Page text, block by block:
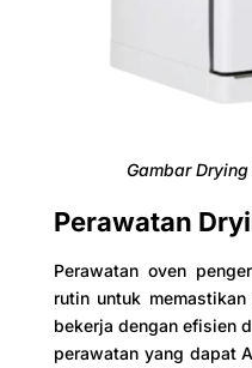
Gambar
Perawatan
Perawatan oven
rutin untuk
bekerja dengan efisien
perawatan yang dapat